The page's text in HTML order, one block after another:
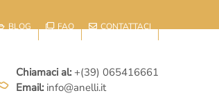
BLOG FAQ CONTATTACI
Chiamaci al: +(39) 065416661
Email: info@anelli.it